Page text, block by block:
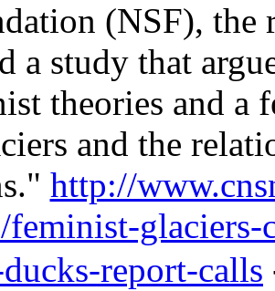
(NSF), the
a study that
theories and
and the
http://
glaciers-
ducks-report-calls